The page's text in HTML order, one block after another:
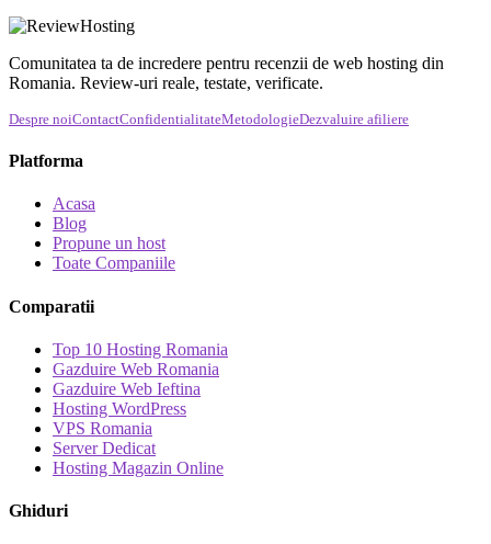
Comunitatea ta de incredere pentru recenzii de web hosting din
Romania. Review-uri reale, testate, verificate.
Despre noiContactConfidentialitateMetodologieDezvaluire afiliere
Platforma
Acasa
Blog
Propune un host
Toate Companiile
Comparatii
Top 10 Hosting Romania
Gazduire Web Romania
Gazduire Web Ieftina
Hosting WordPress
VPS Romania
Server Dedicat
Hosting Magazin Online
Ghiduri